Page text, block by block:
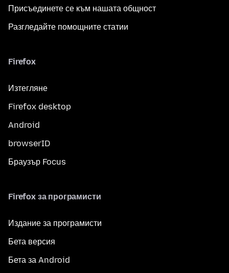
Присъединете се към нашата общност
Разгледайте помощните статии
Firefox
Изтегляне
Firefox desktop
Android
browserID
Браузър Focus
Firefox за програмисти
Издание за програмисти
Бета версия
Бета за Android